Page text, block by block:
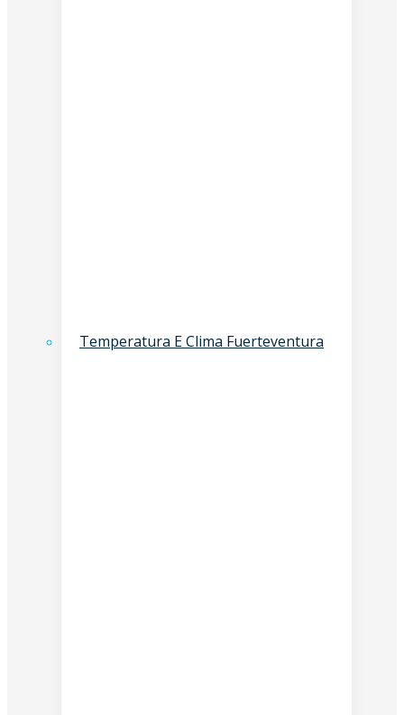
Temperatura E Clima Fuerteventura